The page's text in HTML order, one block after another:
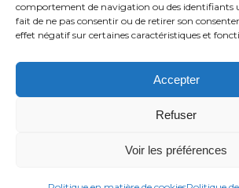
comportement de navigation ou des identifiants
fait de ne pas consentir ou de retirer son
effet négatif sur certaines caractéristiques et
Accepter
Refuser
Voir les préférences
© 2026 True Fitness. All Rights
confidentialité
Déclaration d'accessibilité